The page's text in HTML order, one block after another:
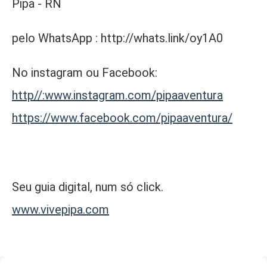
Pipa - RN
pelo WhatsApp : http://whats.link/oy1A0
No instagram ou Facebook:
http//:www.instagram.com/pipaaventura
https://www.facebook.com/pipaaventura/
Seu guia digital, num só click.
www.vivepipa.com